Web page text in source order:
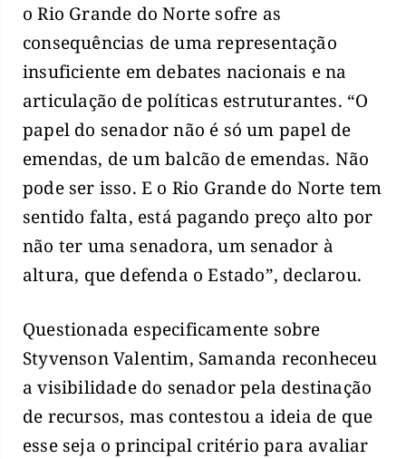
o Rio Grande do Norte sofre as
consequências de uma representação
insuficiente em debates nacionais e na
articulação de políticas estruturantes. “O
papel do senador não é só um papel de
emendas, de um balcão de emendas. Não
pode ser isso. E o Rio Grande do Norte tem
sentido falta, está pagando preço alto por
não ter uma senadora, um senador à
altura, que defenda o Estado”, declarou.
Questionada especificamente sobre
Styvenson Valentim, Samanda reconheceu
a visibilidade do senador pela destinação
de recursos, mas contestou a ideia de que
esse seja o principal critério para avaliar